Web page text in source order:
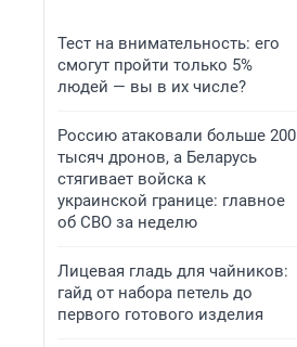
Тест на внимательность: его
смогут пройти только 5%
людей — вы в их числе?
Россию атаковали больше 200
тысяч дронов, а Беларусь
стягивает войска к
украинской границе: главное
об СВО за неделю
Лицевая гладь для чайников:
гайд от набора петель до
первого готового изделия